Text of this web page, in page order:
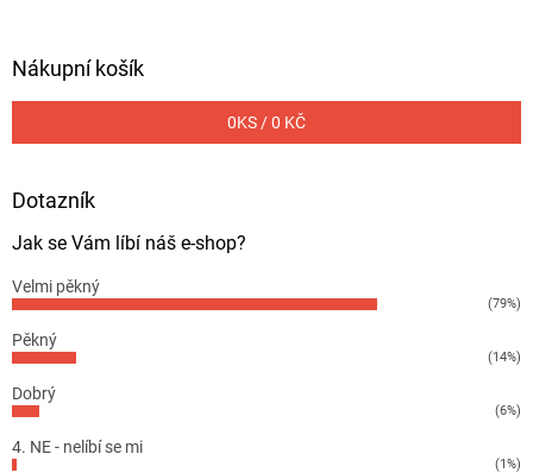
Nákupní košík
0KS /0 KČ
Dotazník
Jak se Vám líbí náš e-shop?
Velmi pěkný
(79%)
Pěkný
(14%)
Dobrý
(6%)
4. NE - nelíbí se mi
(1%)